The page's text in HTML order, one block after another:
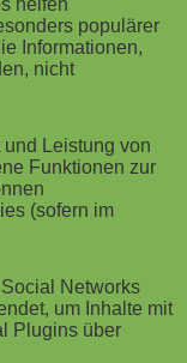
- Now in its
with Impact
successful
event
learning
high-performing
thinking
helfen
populärer
Informationen,
nicht
Leistung von
Funktionen zur
(sofern im
Networks
um Inhalte mit
Plugins über